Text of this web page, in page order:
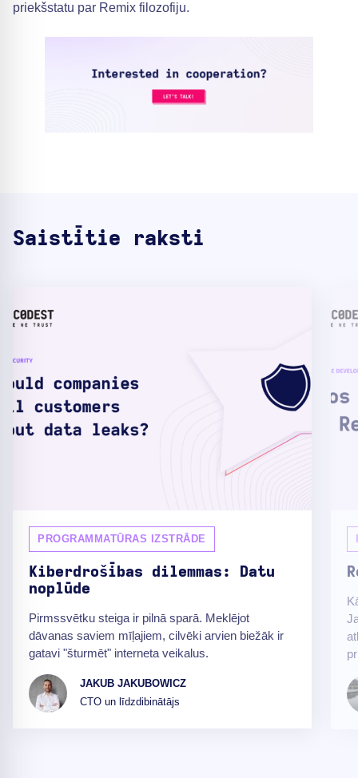
priekšstatu par Remix filozofiju.
Saistītie raksti
PROGRAMMATŪRAS IZSTRĀDE
Kiberdrošības dilemmas: Datu
noplūde
Pirmssvētku steiga ir pilnā sparā. Meklējot
dāvanas saviem mīļajiem, cilvēki arvien biežāk ir
gatavi "šturmēt" interneta veikalus.
JAKUB JAKUBOWICZ
CTO un līdzdibinātājs